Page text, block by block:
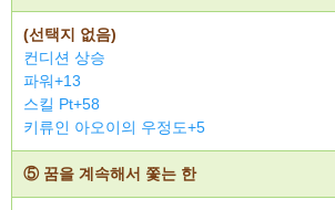
(선택지 없음)
컨디션 상승
파워+13
스킬 Pt+58
키류인 아오이의 우정도+5
⑤ 꿈을 계속해서 쫓는 한